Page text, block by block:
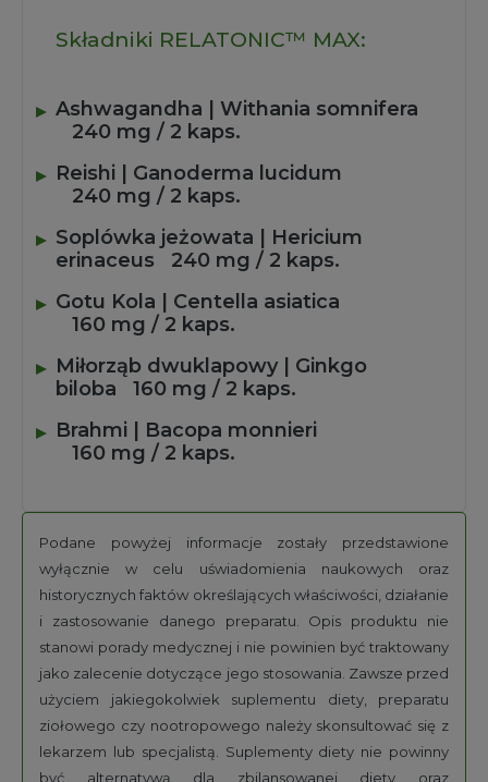
Składniki RELATONIC™ MAX:
Ashwagandha | Withania somnifera
240 mg / 2 kaps.
Reishi | Ganoderma lucidum
240 mg / 2 kaps.
Soplówka jeżowata | Hericium
erinaceus
240 mg / 2 kaps.
Gotu Kola | Centella asiatica
160 mg / 2 kaps.
Miłorząb dwuklapowy | Ginkgo
biloba
160 mg / 2 kaps.
Brahmi | Bacopa monnieri
160 mg / 2 kaps.
Podane powyżej informacje zostały przedstawione
wyłącznie w celu uświadomienia naukowych oraz
historycznych faktów określających właściwości, działanie
i zastosowanie danego preparatu. Opis produktu nie
stanowi porady medycznej i nie powinien być traktowany
jako zalecenie dotyczące jego stosowania. Zawsze przed
użyciem jakiegokolwiek suplementu diety, preparatu
ziołowego czy nootropowego należy skonsultować się z
lekarzem lub specjalistą. Suplementy diety nie powinny
być alternatywą dla zbilansowanej diety oraz